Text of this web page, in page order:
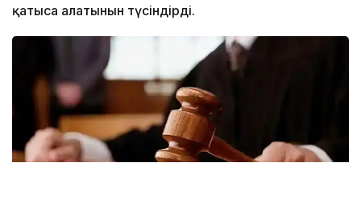
қатыса алатынын түсіндірді.